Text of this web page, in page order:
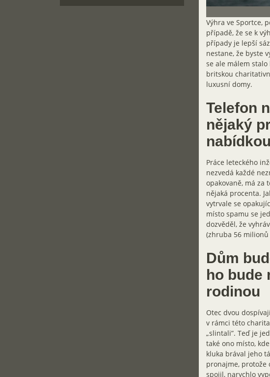
Výhra ve Sportce,
případě, že se k
případy je lepší
nestane, že byste
se ale málem
britskou
luxusní domy.
Telefon
nějaký
nabídkou
Práce leteckého
nezvedá každé
opakovaně, má za
nějaká procenta.
vytrvale se
místo spamu se
dozvěděl, že
(zhruba 56 milionů
Dům
ho bude
rodinou
Otec dvou
v rámci této
„slintali”. Teď je
také ono místo,
kluka brával jeho
pronajme, protože
spojil, narychlo